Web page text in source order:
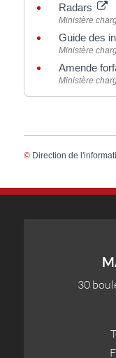
Radars
Ministère
Guide des
Ministère
Amende
Ministère
© Direction de
30